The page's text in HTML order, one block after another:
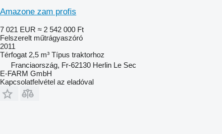
Amazone zam profis
7 021 EUR ≈ 2 542 000 Ft
Felszerelt műtrágyaszóró
2011
Térfogat 2,5 m³ Típus traktorhoz
Franciaország, Fr-62130 Herlin Le Sec
E-FARM GmbH
Kapcsolatfelvétel az eladóval